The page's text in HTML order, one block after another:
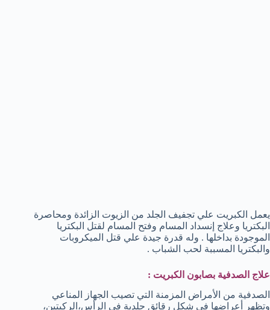
يعمل الكبريت علي تجفيف الجلد من الزيوت الزائدة ومحاصرة
البكتريا وعلاج إنسداد المسام وفتح المسام لقتل البكتريا
الموجودة بداخلها . وله قدرة جيدة علي قتل الميكروبات
والبكتريا المسببة لحب الشباب .
علاج الصدفية بصابون الكبريت :
الصدفية من الأمراض المزمنة التي تصيب الجهاز المناعي
وتظهر أعراضها في شكل رقائق جلدية في الرأس،الركبتين،